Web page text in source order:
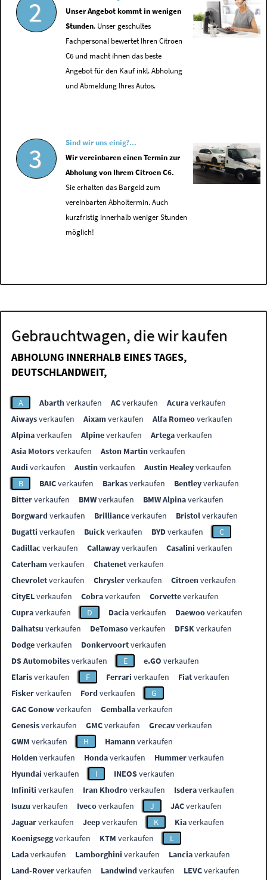
2
Unser Angebot kommt in wenigen
Stunden. Unser geschultes
Fachpersonal bewertet Ihren Citroen
C6 und macht ihnen das beste
Angebot für den Kauf inkl. Abholung
und Abmeldung Ihres Autos.
3
Sind wir uns einig?...
Wir vereinbaren einen Termin zur
Abholung von Ihrem Citroen C6.
Sie erhalten das Bargeld zum
vereinbarten Abholtermin. Auch
kurzfristig innerhalb weniger Stunden
möglich!
Gebrauchtwagen, die wir kaufen
ABHOLUNG INNERHALB EINES TAGES,
DEUTSCHLANDWEIT,
A Abarthverkaufen ACverkaufen Acuraverkaufen
Aiwaysverkaufen Aixamverkaufen Alfa Romeoverkaufen
Alpinaverkaufen Alpineverkaufen Artegaverkaufen
Asia Motorsverkaufen Aston Martinverkaufen
Audi verkaufen Austinverkaufen Austin Healeyverkaufen
B
BAICverkaufen Barkasverkaufen Bentleyverkaufen
Bitterverkaufen BMWverkaufen BMW Alpinaverkaufen
Borgwardverkaufen Brillianceverkaufen Bristolverkaufen
Bugatti verkaufen Buickverkaufen BYDverkaufen
C
Cadillac verkaufen Callawayverkaufen Casalini verkaufen
Caterhamverkaufen Chatenetverkaufen
Chevroletverkaufen Chryslerverkaufen Citroenverkaufen
CityELverkaufen Cobraverkaufen Corvetteverkaufen
Cupraverkaufen D Daciaverkaufen Daewooverkaufen
Daihatsu verkaufen DeTomasoverkaufen DFSKverkaufen
Dodgeverkaufen Donkervoortverkaufen
DS Automobilesverkaufen E e.GO verkaufen
Elarisverkaufen F Ferrari verkaufen Fiatverkaufen
Fiskerverkaufen Fordverkaufen
G
GAC Gonowverkaufen Gemballaverkaufen
Genesisverkaufen GMCverkaufen Grecavverkaufen
GWM verkaufen H Hamannverkaufen
Holdenverkaufen Hondaverkaufen Hummerverkaufen
Hyundai verkaufen I INEOSverkaufen
Infiniti verkaufen Iran Khodroverkaufen Isderaverkaufen
Isuzu verkaufen Ivecoverkaufen J JACverkaufen
Jaguarverkaufen Jeepverkaufen K Kiaverkaufen
Koenigseggverkaufen KTM verkaufen
L
Ladaverkaufen Lamborghini verkaufen Lanciaverkaufen
Land-Roververkaufen Landwindverkaufen LEVCverkaufen